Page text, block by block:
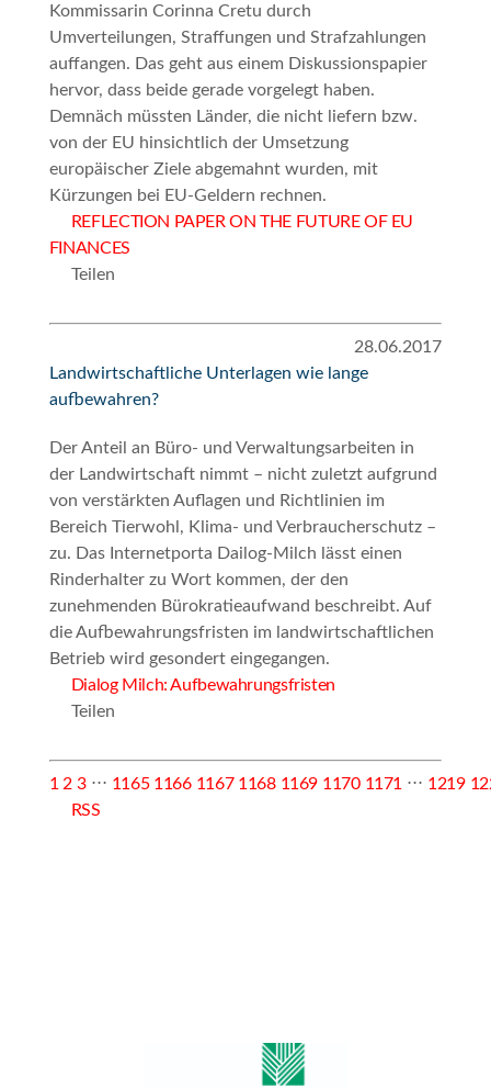
Kommissarin Corinna Cretu durch
Umverteilungen, Straffungen und Strafzahlungen
auffangen. Das geht aus einem Diskussionspapier
hervor, dass beide gerade vorgelegt haben.
Demnäch müssten Länder, die nicht liefern bzw.
von der EU hinsichtlich der Umsetzung
europäischer Ziele abgemahnt wurden, mit
Kürzungen bei EU-Geldern rechnen.
REFLECTION PAPER ON THE FUTURE OF EU
FINANCES
Teilen
28.06.2017
Landwirtschaftliche Unterlagen wie lange
aufbewahren?
Der Anteil an Büro- und Verwaltungsarbeiten in
der Landwirtschaft nimmt – nicht zuletzt aufgrund
von verstärkten Auflagen und Richtlinien im
Bereich Tierwohl, Klima- und Verbraucherschutz –
zu. Das Internetporta Dailog-Milch lässt einen
Rinderhalter zu Wort kommen, der den
zunehmenden Bürokratieaufwand beschreibt. Auf
dieAufbewahrungsfristen im landwirtschaftlichen
Betrieb wird gesondert eingegangen.
Dialog Milch: Aufbewahrungsfristen
Teilen
1 2 3⋅⋅⋅ 1165 1166 1167 1168 1169 1170 1171 ⋅⋅⋅ 1219
RSS